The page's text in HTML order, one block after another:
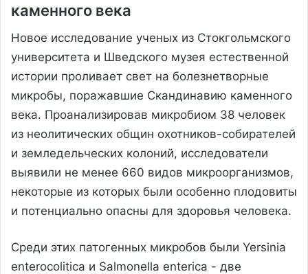
каменного века
Новое исследование ученых из Стокгольмского
университета и Шведского музея естественной
истории проливает свет на болезнетворные
микробы, поражавшие Скандинавию каменного
века. Проанализировав микробиом 38 человек
из неолитических общин охотников-собирателей
и земледельческих колоний, исследователи
выявили не менее 660 видов микроорганизмов,
некоторые из которых были особенно плодовиты
и потенциально опасны для здоровья человека.
Среди этих патогенных микробов были Yersinia
enterocolitica и Salmonella enterica - две